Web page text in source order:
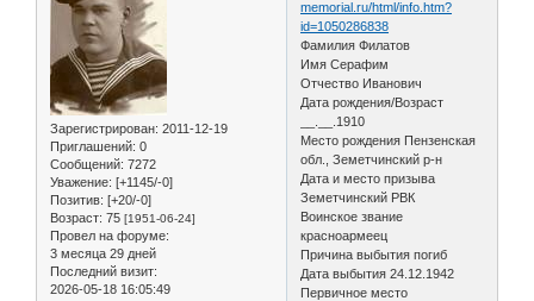
Зарегистрирован: 2011-12-19
Приглашений: 0
Сообщений: 7272
Уважение: [+1145/-0]
Позитив: [+20/-0]
Возраст: 75 [1951-06-24]
Провел на форуме:
3 месяца 29 дней
Последний визит:
2026-05-18 16:05:49
memorial.ru/html/info.htm?
id=1050286838
Фамилия Филатов
Имя Серафим
Отчество Иванович
Дата рождения/Возраст
__.__.1910
Место рождения Пензенская
обл., Земетчинский р-н
Дата и место призыва
Земетчинский РВК
Воинское звание
красноармеец
Причина выбытия погиб
Дата выбытия 24.12.1942
Первичное место